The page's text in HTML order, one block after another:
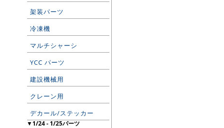
架装パーツ
冷凍機
マルチシャーシ
YCC パーツ
建設機械用
クレーン用
デカール/ステッカー
▼1/24 - 1/25パーツ